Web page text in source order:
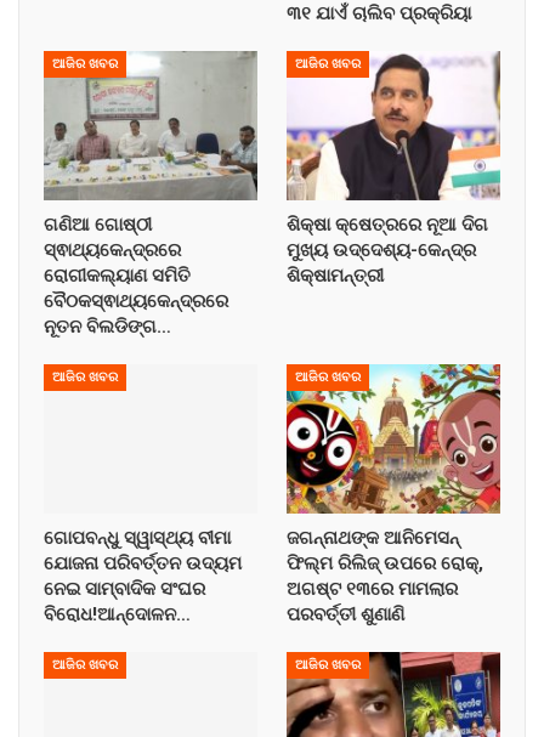
୩୧ ଯାଏଁ ଚାଲିବ ପ୍ରକ୍ରିୟା
ଆଜିର ଖବର
ଗଣିଆ ଗୋଷ୍ଠୀ
ସ୍ଵାଥ୍ୟକେନ୍ଦ୍ରରେ
ରୋଗୀକଲ୍ୟାଣ ସମିତି
ବୈଠକସ୍ଵାଥ୍ୟକେନ୍ଦ୍ରରେ
ନୂତନ ବିଲଡିଙ୍ଗ…
ଆଜିର ଖବର
ଶିକ୍ଷା କ୍ଷେତ୍ରରେ ନୂଆ ଦିଗ
ମୁଖ୍ୟ ଉଦ୍ଦେଶ୍ୟ-କେନ୍ଦ୍ର
ଶିକ୍ଷାମନ୍ତ୍ରୀ
ଆଜିର ଖବର
ଗୋପବନ୍ଧୁ ସ୍ୱାସ୍ଥ୍ୟ ବୀମା
ଯୋଜନା ପରିବର୍ତ୍ତନ ଉଦ୍ୟମ
ନେଇ ସାମ୍ବାଦିକ ସଂଘର
ବିରୋଧ!ଆନ୍ଦୋଳନ…
ଆଜିର ଖବର
ଜଗନ୍ନାଥଙ୍କ ଆନିମେସନ୍
ଫିଲ୍ମ ରିଲିଜ୍ ଉପରେ ରୋକ୍,
ଅଗଷ୍ଟ ୧୩ରେ ମାମଲାର
ପରବର୍ତ୍ତୀ ଶୁଣାଣି
ଆଜିର ଖବର ଆଜିର ଖବର